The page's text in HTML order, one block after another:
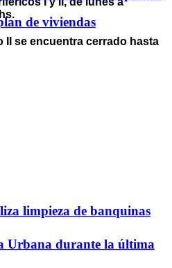
de viviendas
limpieza de banquinas
II se encuentra cerrado hasta
Urbana durante la última